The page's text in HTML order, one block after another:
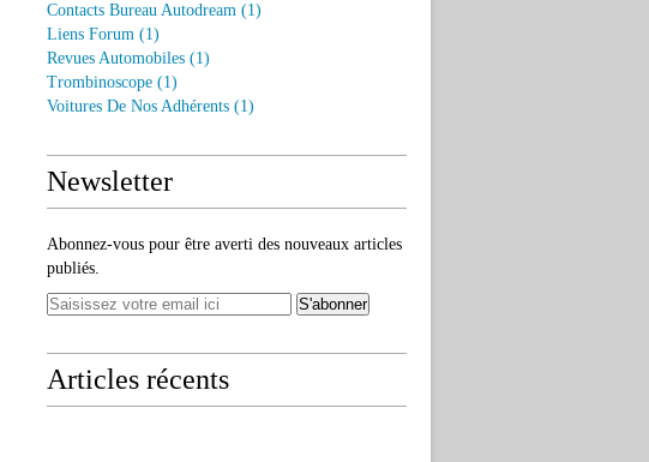
Contacts Bureau Autodream (1)
Liens Forum (1)
Revues Automobiles (1)
Trombinoscope (1)
Voitures De Nos Adhérents (1)
Newsletter
Abonnez-vous pour être averti des nouveaux articles
publiés.
Articles récents